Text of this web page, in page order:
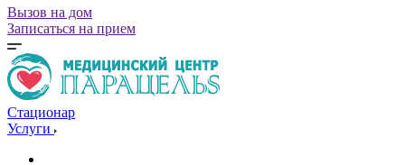
Вызов на дом
Записаться на прием
Стационар
Услуги